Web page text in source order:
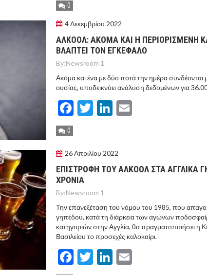
0
4 Δεκεμβρίου 2022
ΑΛΚΟΟΛ: ΑΚΟΜΑ ΚΑΙ Η ΠΕΡΙΟΡΙΣΜΕΝΗ
ΒΛΑΠΤΕΙ ΤΟΝ ΕΓΚΕΦΑΛΟ
By:Newsroom 1
Ακόμα και ένα με δύο ποτά την ημέρα συνδέονται
ουσίας, υποδεικνύει ανάλυση δεδομένων για
Facebook
TwitterLinkedIn
0
26 Απριλίου 2022
ΕΠΙΣΤΡΟΦΗ ΤΟΥ ΑΛΚΟΟΛ ΣΤΑ ΑΓΓΛΙΚΑ
ΧΡΟΝΙΑ
By:Newsroom 1
Την επανεξέταση του νόμου του 1985, που
γηπέδου, κατά τη διάρκεια των αγώνων
κατηγοριών στην Αγγλία, θα πραγματοποιήσει η
Βασιλείου το προσεχές καλοκαίρι.
Facebook
TwitterLinkedIn